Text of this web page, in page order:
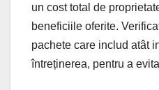
un cost total de
beneficiile oferite.
pachete care includ atât
întreținerea, pentru a